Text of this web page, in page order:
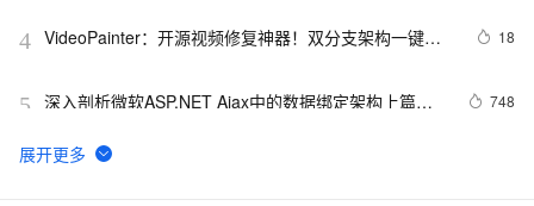
4 VideoPainter：开源视频修复神器！双分支架构一键修
18
5 深入剖析微软ASP.NET Ajax中的数据绑定架构上篇之
748
6 Flutter Provider状态管理---MVVM架构实战